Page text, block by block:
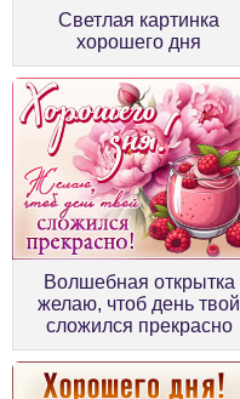
Светлая картинка
хорошего дня
Волшебная открытка
желаю, чтоб день твой
сложился прекрасно